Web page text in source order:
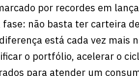
por recordes em
não basta ter carteira
está cada vez mais
o portfólio, acelerar o
para atender um